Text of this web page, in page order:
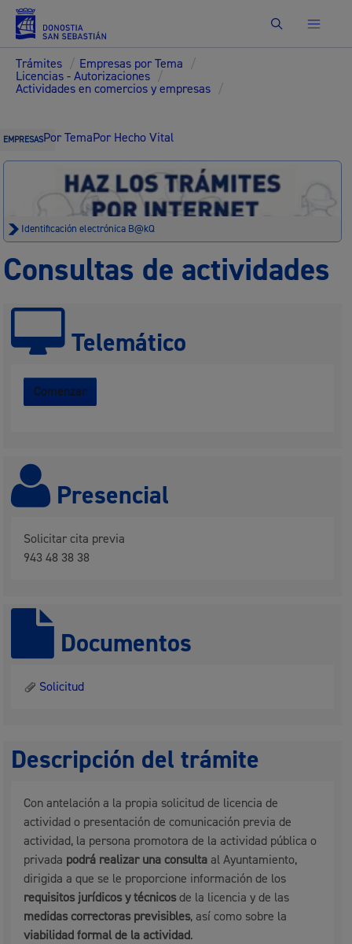
Buscar
Trámites / Empresas por Tema /
Licencias - Autorizaciones /
Actividades en comercios y empresas /
EMPRESASPor TemaPor Hecho Vital
Identificación electrónica B@kQ
Consultas de actividades
Telemático
Comenzar
Presencial
Solicitar cita previa
943 48 38 38
Documentos
Solicitud
Descripción del trámite
Con antelación a la propia solicitud de licencia de
actividad o presentación de comunicación previa de
actividad, la persona promotora de la actividad pública o
privada podrá realizar una consulta al Ayuntamiento,
dirigida a que se le proporcione información de los
requisitos jurídicos y técnicosde la licencia y de las
medidas correctoras previsibles, así como sobre la
viabilidad formal de la actividad.